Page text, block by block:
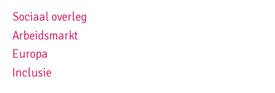
Footer navigation left
Sociaal overleg
Arbeidsmarkt
Europa
Inclusie